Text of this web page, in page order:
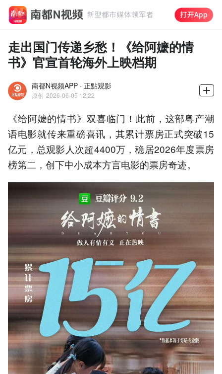
走出国门传递乡愁！《给阿嬷的情
书》官宣首轮海外上映档期
南都N视频APP · 正點观影
原创 2026-06-05 12:22
《给阿嬷的情书》双喜临门！此前，这部粤产潮
语电影就传来重磅喜讯，其累计票房正式突破15
亿元，总观影人次超4400万，稳居2026年度票房
榜第二，创下中小成本方言电影的票房奇迹。